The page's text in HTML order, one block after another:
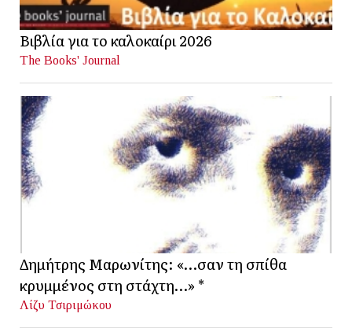
Βιβλία για το καλοκαίρι 2026
The Books' Journal
Δημήτρης Μαρωνίτης: «…σαν τη σπίθα
κρυμμένος στη στάχτη…» *
Λίζυ Τσιριμώκου